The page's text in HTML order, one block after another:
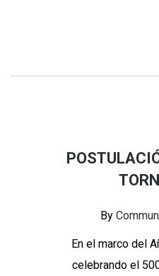
By
En el marco del
celebrando el